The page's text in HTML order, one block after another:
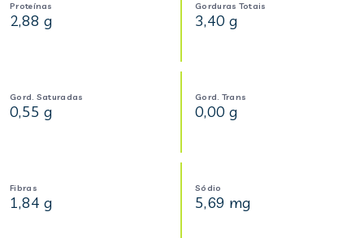
Proteínas
2,88 g
Gorduras Totais
3,40 g
Gord. Saturadas
0,55 g
Gord. Trans
0,00 g
Fibras
1,84 g
Sódio
5,69 mg